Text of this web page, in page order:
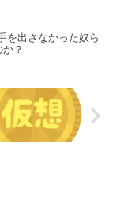
を出さなかった奴ら
？